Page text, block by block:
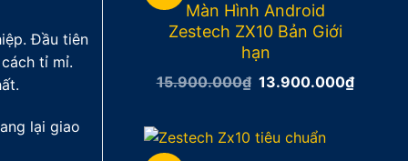
Đầu tiên
tỉ mỉ.
lại giao
Màn Hình Android
Zestech ZX10 Bản Giới
hạn
15.900.000₫ Giá
15.900.000₫.
13.900.000₫